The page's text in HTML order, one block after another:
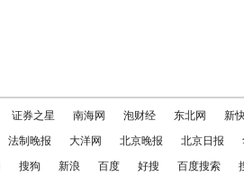
证券之星 南海网 泡财经 东北网 新
法制晚报 大洋网 北京晚报 北京日报
搜狗 新浪 百度 好搜 百度搜索